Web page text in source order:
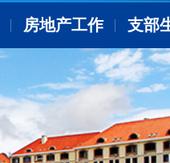
房地产工作 支部